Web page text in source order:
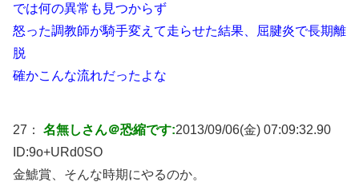
では何の異常も見つからず
怒った調教師が騎手変えて走らせた結果、屈腱炎で長期離
脱
確かこんな流れだったよな
27： 名無しさん＠恐縮です:2013/09/06(金) 07:09:32.90
ID:9o+URd0SO
金鯱賞、そんな時期にやるのか。